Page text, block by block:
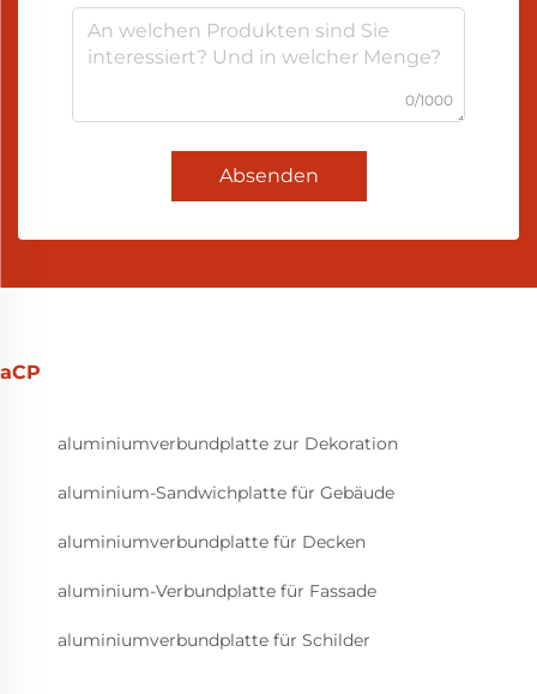
0/1000
Absenden
aCP
aluminiumverbundplatte zur Dekoration
aluminium-Sandwichplatte für Gebäude
aluminiumverbundplatte für Decken
aluminium-Verbundplatte für Fassade
aluminiumverbundplatte für Schilder